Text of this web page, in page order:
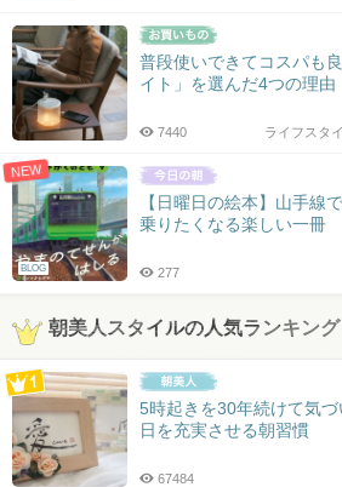
普段使いできてコスパも
イト」を選んだ4つの理由
ライフスタ
7440
NEW
BLOG
【日曜日の絵本】山手線
乗りたくなる楽しい一冊
277
朝美人スタイルの人気ランキング
5時起きを30年続けて気
日を充実させる朝習慣
67484